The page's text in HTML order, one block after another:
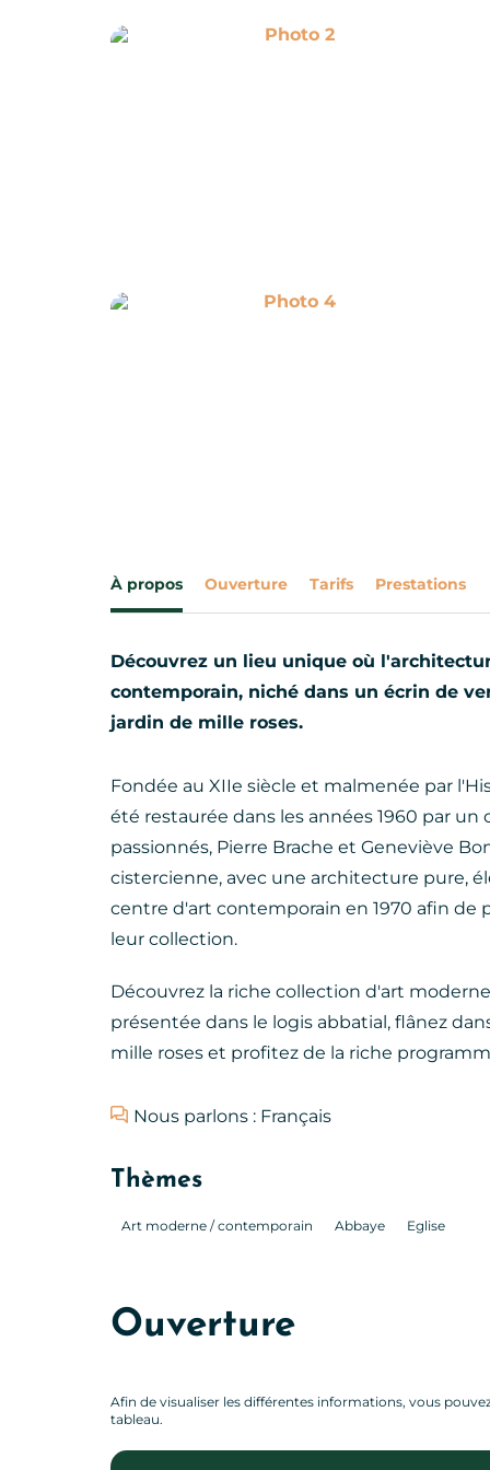
Photo 2
Photo 4
À propos Ouverture Tarifs Prestations
Découvrez un lieu unique où
contemporain, niché dans un écrin de
jardin de mille roses.
Fondée au XIIe siècle et malmenée par
été restaurée dans les années 1960 par
passionnés, Pierre Brache et Geneviève
cistercienne, avec une architecture pure,
centre d'art contemporain en 1970 afin de
leur collection.
Découvrez la riche collection d'art
présentée dans le logis abbatial, flânez
mille roses et profitez de la riche
Nous parlons : Français
Thèmes
Art moderne / contemporain Abbaye Eglise
Ouverture
Afin de visualiser les différentes informations, vous
tableau.